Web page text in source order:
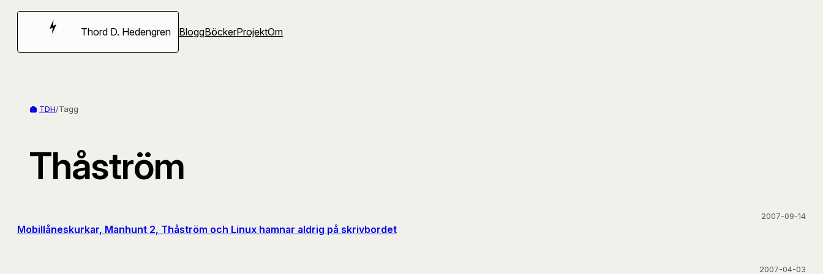
Hoppa
Thord D. Hedengren BloggBöckerProjektOm
TDH/Tagg
Thåström
Mobillåneskurkar, Manhunt 2, Thåström och Linux hamnar aldrig på skrivbordet
2007-09-14
2007-04-03